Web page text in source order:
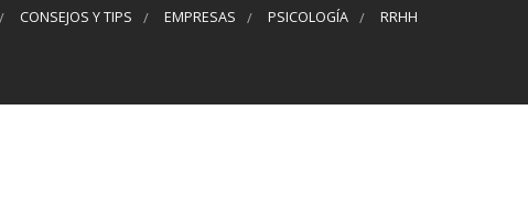
CONSEJOS Y TIPS EMPRESAS PSICOLOGÍA RRHH